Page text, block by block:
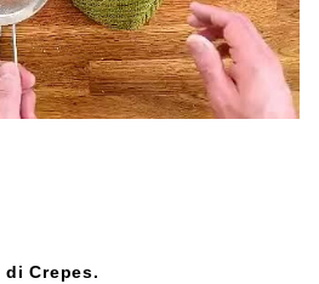
di Crepes.